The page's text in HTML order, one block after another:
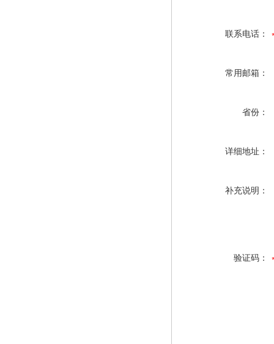
联系电话：
常用邮箱：
省份：
详细地址：
补充说明：
验证码：